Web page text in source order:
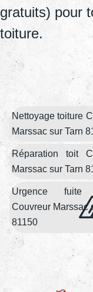
gratuits) pour
toiture.
Nettoyage toiture
Marssac sur Tarn
Réparation toit
Marssac sur Tarn
Urgence fuite
Couvreur Marssac
81150